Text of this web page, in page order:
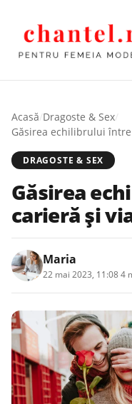
Acasă/Dragoste & Sex/
DRAGOSTE & SEX
Găsirea
carieră și
Maria
22 mai 2023, 11:084